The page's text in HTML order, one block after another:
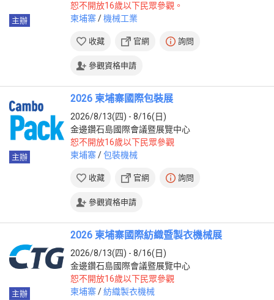
主辦
恕不開放16歲以下民眾參觀。
柬埔寨/機械工業
收藏 官網 詢問
參觀資格申請
主辦
2026 柬埔寨國際包裝展
2026/8/13(四) - 8/16(日)
金邊鑽石島國際會議暨展覽中心
恕不開放16歲以下民眾參觀
柬埔寨/包裝機械
收藏 官網 詢問
參觀資格申請
主辦
2026 柬埔寨國際紡織暨製衣機械展
2026/8/13(四) - 8/16(日)
金邊鑽石島國際會議暨展覽中心
恕不開放16歲以下民眾參觀
柬埔寨/紡織製衣機械